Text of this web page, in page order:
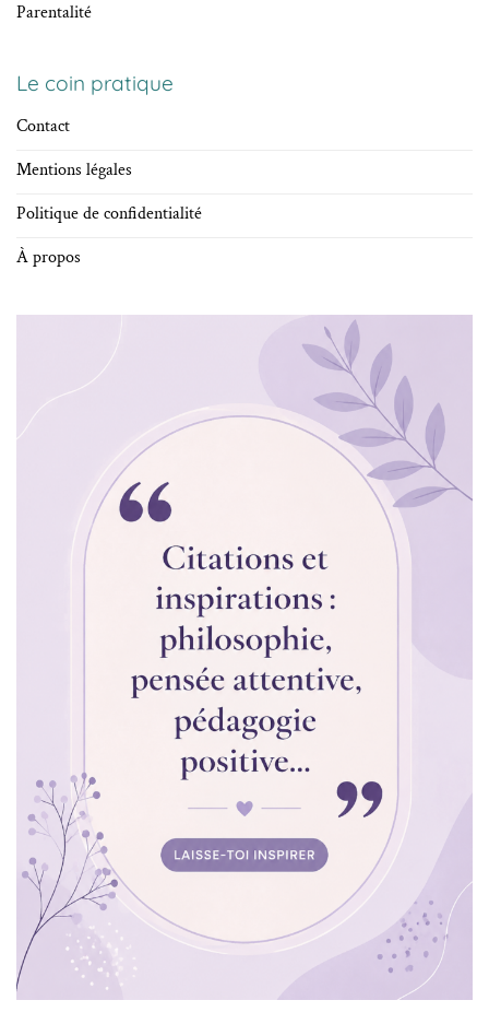
Parentalité
Le coin pratique
Contact
Mentions légales
Politique de confidentialité
À propos